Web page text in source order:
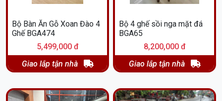
Bộ Bàn Ăn Gỗ Xoan Đào 4
Ghế BGA474
5,499,000 đ
Giao lắp tận nhà
Bộ 4 ghế sồi nga mặt đá
BGA65
8,200,000 đ
Giao lắp tận nhà